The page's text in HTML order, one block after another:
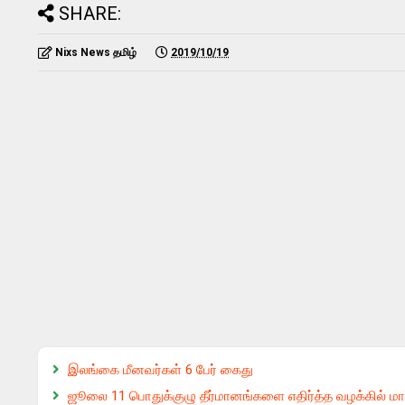
SHARE:
Nixs News தமிழ் 2019/10/19
இலங்கை மீனவர்கள் 6 பேர் கைது
ஜூலை 11 பொதுக்குழு தீர்மானங்களை எதிர்த்த வழக்கில்